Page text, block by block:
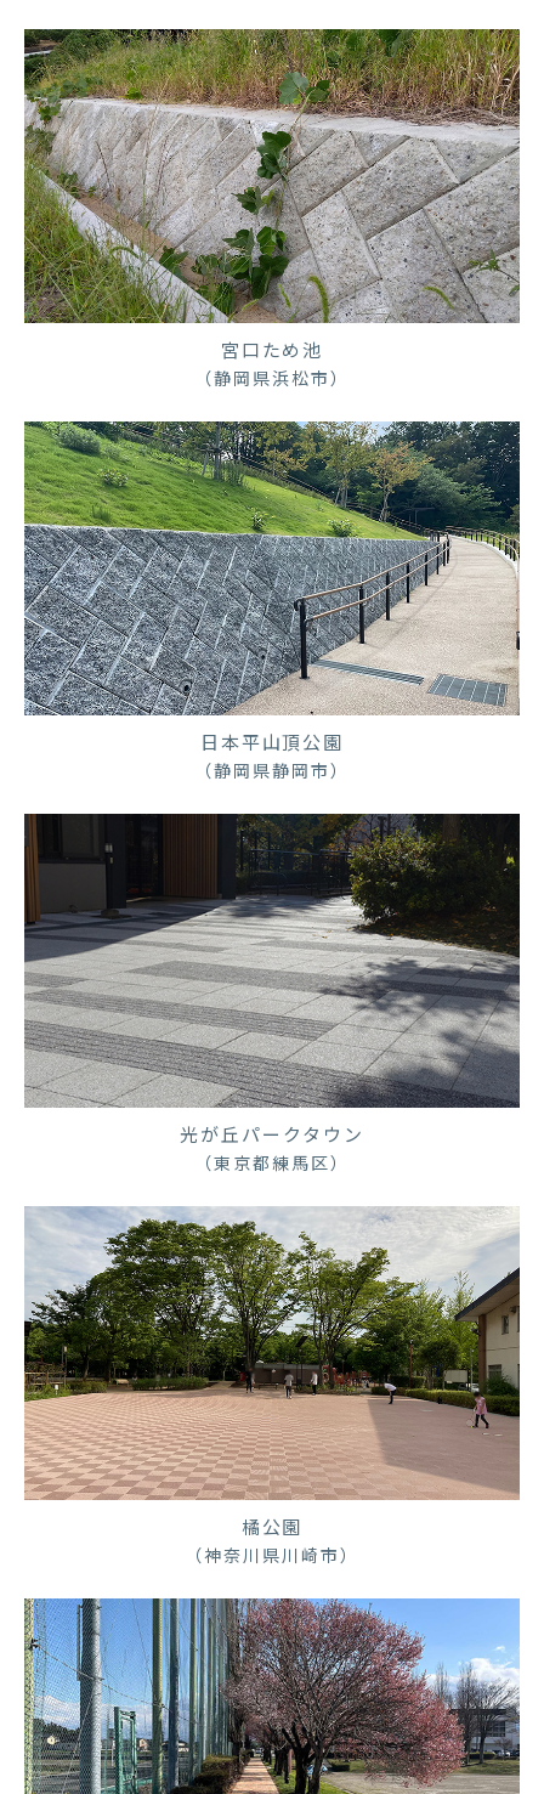
宮口ため池
（静岡県浜松市）
日本平山頂公園
（静岡県静岡市）
光が丘パークタウン
（東京都練馬区）
橘公園
（神奈川県川崎市）